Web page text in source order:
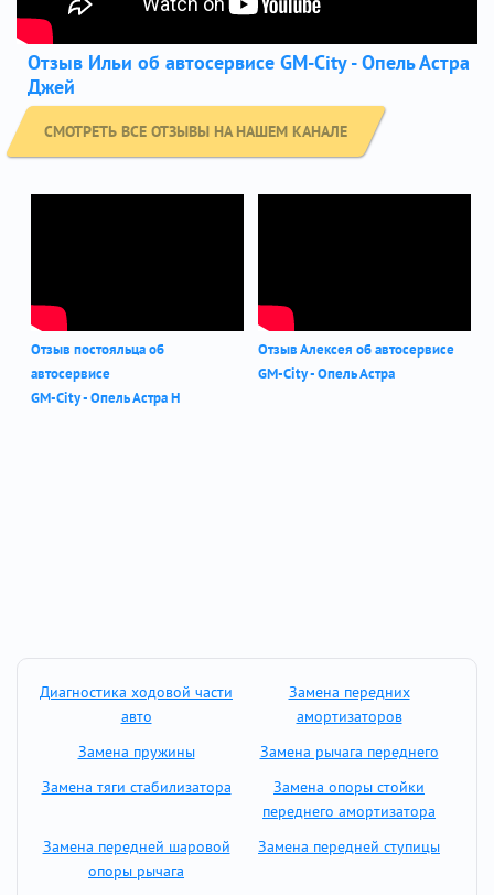
Отзыв Ильи об автосервисе GM-City - Опель Астра
Джей
СМОТРЕТЬ ВСЕ ОТЗЫВЫ НА НАШЕМ КАНАЛЕ
Отзыв постояльца об
автосервисе
GM-City - Опель Астра Н
Отзыв Алексея об автосервисе
GM-City - Опель Астра
Диагностика ходовой части
авто
Замена передних
амортизаторов
Замена пружины
Замена рычага переднего
Замена тяги стабилизатора
Замена опоры стойки
переднего амортизатора
Замена передней шаровой
опоры рычага
Замена передней ступицы